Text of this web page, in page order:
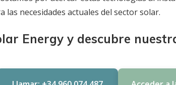
necesidades actuales del sector solar.
Energy y descubre